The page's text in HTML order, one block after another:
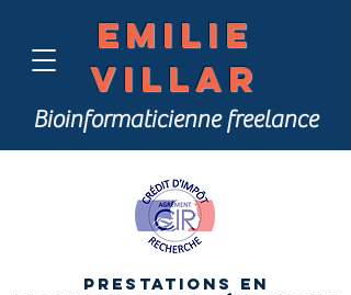
Emilie
Villar
Bioinformaticienne freelance
Prestations en